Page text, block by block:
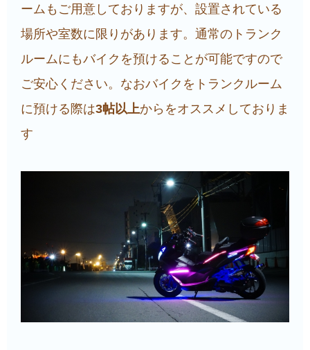
ームもご用意しておりますが、設置されている
場所や室数に限りがあります。通常のトランク
ルームにもバイクを預けることが可能ですので
ご安心ください。なおバイクをトランクルーム
に預ける際は3帖以上からをオススメしておりま
す